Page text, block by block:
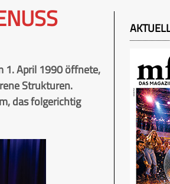
1. April 1990 öffnete,
Strukturen.
das folgerichtig